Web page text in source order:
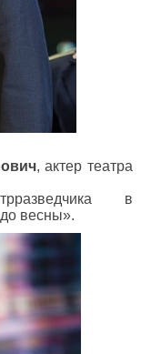
, актер театра
в
весны».